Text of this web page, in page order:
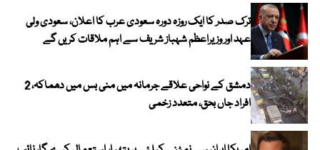
ترک صدر کا ایک روزہ دورہ سعودی عرب کا اعلان، سعودی ولی
عہد اور وزیراعظم شہباز شریف سے اہم ملاقات کریں گے
دمشق کے نواحی علاقے جرمانہ میں منی بس میں دھماکہ، 2
افراد جاں بحق، متعدد زخمی